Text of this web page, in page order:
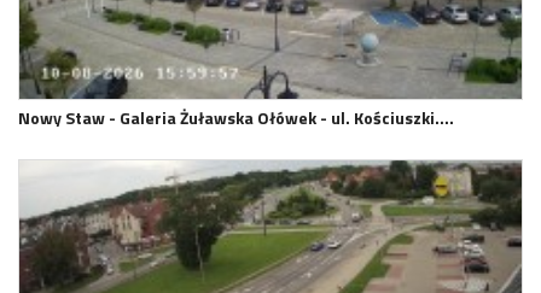
Nowy Staw - Galeria Żuławska Ołówek - ul. Kościuszki.…